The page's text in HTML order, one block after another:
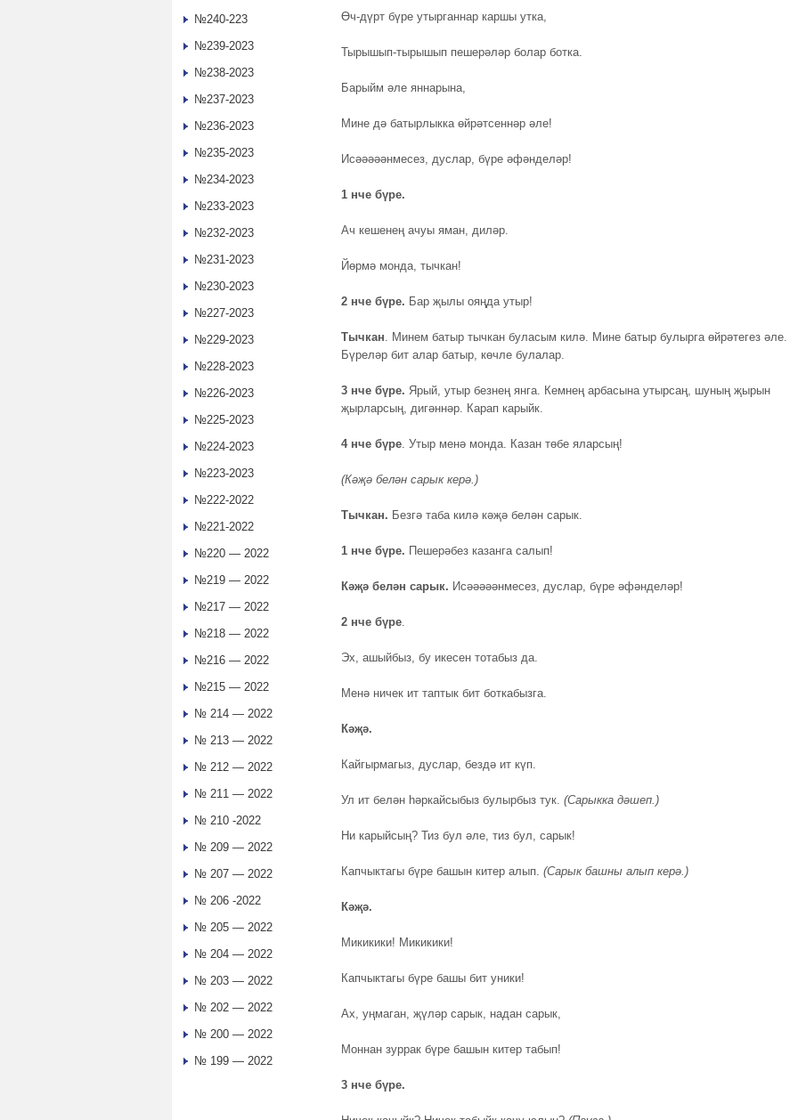
Өч-дүрт бүре утырганнар каршы утка,
Тырышып-тырышып пешерәләр болар ботка.
Барыйм әле яннарына,
Мине дә батырлыкка өйрәтсеннәр әле!
Исәәәәәнмесез, дуслар, бүре әфәнделәр!
1 нче бүре.
Ач кешенең ачуы яман, диләр.
Йөрмә монда, тычкан!
2 нче бүре. Бар җылы ояңда утыр!
Тычкан. Минем батыр тычкан буласым килә. Мине батыр булырга өйрәтегез әле.
Бүреләр бит алар батыр, көчле булалар.
3 нче бүре. Ярый, утыр безнең янга. Кемнең арбасына утырсаң, шуның җырын
җырларсың, дигәннәр. Карап карыйк.
4 нче бүре. Утыр менә монда. Казан төбе яларсың!
(Кәҗә белән сарык керә.)
Тычкан. Безгә таба килә кәҗә белән сарык.
1 нче бүре. Пешерәбез казанга салып!
Кәҗә белән сарык. Исәәәәәнмесез, дуслар, бүре әфәнделәр!
2 нче бүре.
Эх, ашыйбыз, бу икесен тотабыз да.
Менә ничек ит таптык бит боткабызга.
Кәҗә.
Кайгырмагыз, дуслар, бездә ит күп.
Ул ит белән һәркайсыбыз булырбыз тук. (Сарыкка дәшеп.)
Ни карыйсың? Тиз бул әле, тиз бул, сарык!
Капчыктагы бүре башын китер алып. (Сарык башны алып керә. )
Кәҗә.
Микикики! Микикики!
Капчыктагы бүре башы бит уники!
Ах, уңмаган, җүләр сарык, надан сарык,
Моннан зуррак бүре башын китер табып!
3 нче бүре.
№240-223
№239-2023
№238-2023
№237-2023
№236-2023
№235-2023
№234-2023
№233-2023
№232-2023
№231-2023
№230-2023
№227-2023
№229-2023
№228-2023
№226-2023
№225-2023
№224-2023
№223-2023
№222-2022
№221-2022
№220 — 2022
№219 — 2022
№217 — 2022
№218 — 2022
№216 — 2022
№215 — 2022
№ 214 — 2022
№ 213 — 2022
№ 212 — 2022
№ 211 — 2022
№ 210 -2022
№ 209 — 2022
№ 207 — 2022
№ 206 -2022
№ 205 — 2022
№ 204 — 2022
№ 203 — 2022
№ 202 — 2022
№ 200 — 2022
№ 199 — 2022